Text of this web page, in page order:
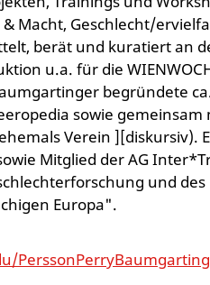
Macht, Geschlecht/
berät und kuratiert an
u.a. für die
begründete
sowie gemeinsam
Verein ][diskursiv).
Mitglied der AG
und des
Europa".